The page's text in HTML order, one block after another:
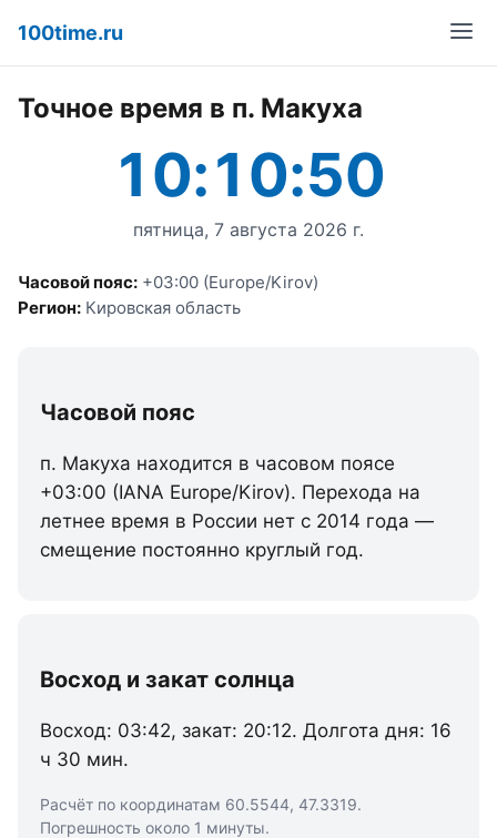
100time.ru
Точное время в п. Макуха
10:10:50
пятница, 7 августа 2026 г.
Часовой пояс: +03:00 (Europe/Kirov)
Регион: Кировская область
Часовой пояс
п. Макуха находится в часовом поясе
+03:00 (IANA Europe/Kirov). Перехода на
летнее время в России нет с 2014 года —
смещение постоянно круглый год.
Восход и закат солнца
Восход: 03:42, закат: 20:12. Долгота дня: 16
ч 30 мин.
Расчёт по координатам 60.5544, 47.3319.
Погрешность около 1 минуты.